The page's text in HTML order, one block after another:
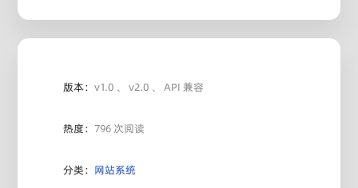
版本： v1.0 、 v2.0 、 API 兼容
热度： 796 次阅读
分类： 网站系统